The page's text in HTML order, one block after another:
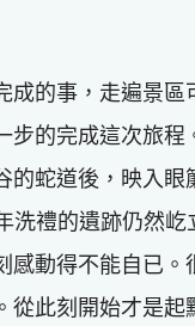
成的事，走遍景區
的完成這次旅程
的蛇道後，映入眼
洗禮的遺跡仍然
感動得不能自已。
從此刻開始才是起